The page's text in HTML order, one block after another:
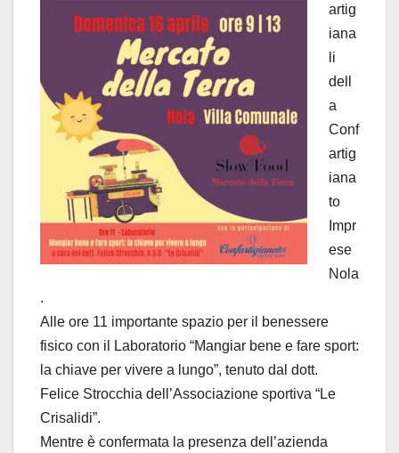
artig
iana
li
dell
a
Conf
artig
iana
to
Impr
ese
Nola
.
Alle ore 11 importante spazio per il benessere
fisico con il Laboratorio “Mangiar bene e fare sport:
la chiave per vivere a lungo”, tenuto dal dott.
Felice Strocchia dell’Associazione sportiva “Le
Crisalidi”.
Mentre è confermata la presenza dell’azienda